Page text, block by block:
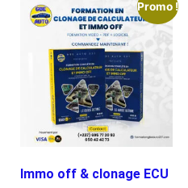
Promo !
Immo off & clonage ECU